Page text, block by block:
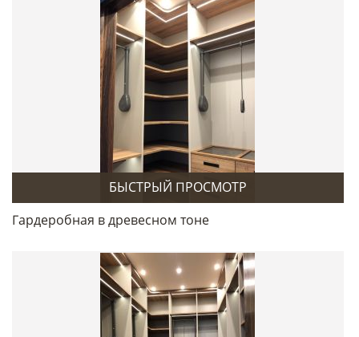
БЫСТРЫЙ ПРОСМОТР
Гардеробная в древесном тоне